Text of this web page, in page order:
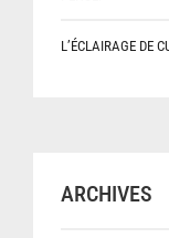
L’ÉCLAIRAGE DE
ARCHIVES